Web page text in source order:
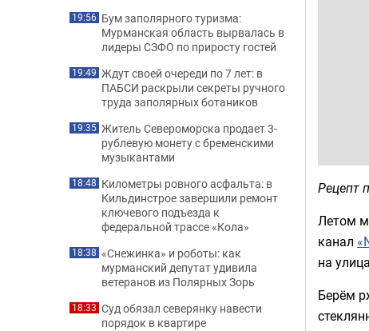
Рецепт
Летом
канал
на
Берём
19:56 Бум заполярного туризма:
Мурманская область вырвалась в
лидеры СЗФО по приросту гостей
19:49 Ждут своей очереди по 7 лет: в
ПАБСИ раскрыли секреты ручного
труда заполярных ботаников
19:35 Житель Североморска продает 3-
рублевую монету с бременскими
музыкантами
18:48 Километры ровного асфальта: в
Кильдинстрое завершили ремонт
ключевого подъезда к
федеральной трассе «Кола»
18:38 «Снежинка» и роботы: как
мурманский депутат удивила
ветеранов из Полярных Зорь
18:33 Суд обязал северянку навести
порядок в квартире